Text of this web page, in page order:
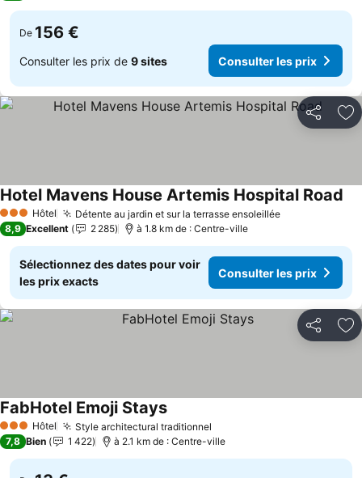
De 156 €
Consulter les prix de 9 sites Consulter les prix
Partager
3 ÉtoilesHôtel Détente au jardin et sur la terrasse ensoleillée
Hotel Mavens House Artemis Hospital Road
8,9 Excellent 2 285 à 1.8 km de : Centre-ville
Sélectionnez des dates pour voir
les prix exacts
Consulter les prix
Partager
3 ÉtoilesHôtel Style architectural traditionnel
FabHotel Emoji Stays
7,8 Bien 1 422 à 2.1 km de : Centre-ville